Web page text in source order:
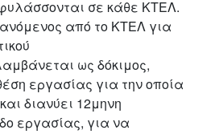
σε κάθε ΚΤΕΛ.
από το ΚΤΕΛ για
ως δόκιμος,
εργασίας για την οποία
διανύει 12μηνη
εργασίας, για να